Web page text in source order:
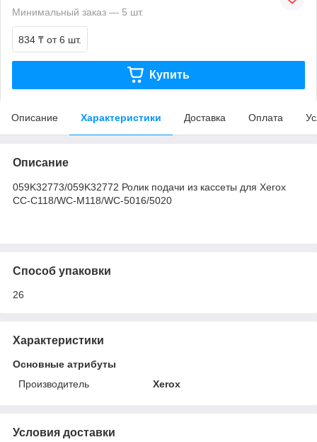
Минимальный заказ — 5 шт.
834 ₸ от 6 шт.
Купить
Описание Характеристики Доставка Оплата
Описание
059K32773/059K32772 Ролик подачи из кассеты для Xerox
CC-C118/WC-M118/WC-5016/5020
Способ упаковки
26
Характеристики
Основные атрибуты
Производитель
Xerox
Условия доставки